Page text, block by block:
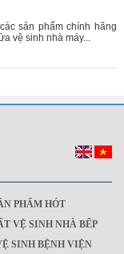
sản phẩm chính hãng
vệ sinh nhà máy...
PHẨM HÓT
VỆ SINH NHÀ BẾP
SINH BỆNH VIỆN